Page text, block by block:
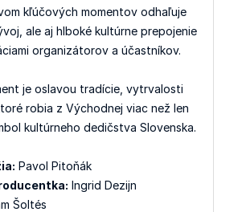
kľúčových momentov odhaľuje
ale aj hlboké kultúrne prepojenie
organizátorov a účastníkov.
je oslavou tradície, vytrvalosti
robia z Východnej viac než len
kultúrneho dedičstva Slovenska.
Pavol Pitoňák
Ingrid Dezijn
Šoltés